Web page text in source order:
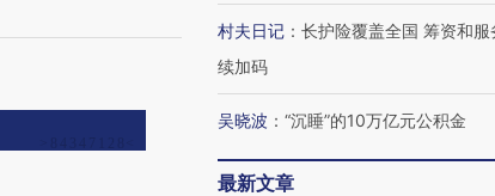
村夫日记 ： 长护险覆盖全国 筹资和
续加码
吴晓波 ： “沉睡”的10万亿元公积金
最新文章